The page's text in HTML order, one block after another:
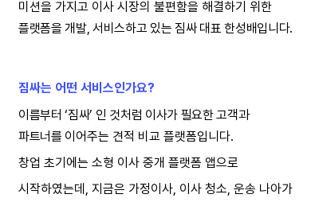
미션을 가지고 이사 시장의 불편함을 해결하기 위한
플랫폼을 개발, 서비스하고 있는 짐싸 대표 한성배입니다.
짐싸는 어떤 서비스인가요?
이름부터 ‘짐싸’ 인 것처럼 이사가 필요한 고객과
파트너를 이어주는 견적 비교 플랫폼입니다.
창업 초기에는 소형 이사 중개 플랫폼 앱으로
시작하였는데, 지금은 가정이사, 이사 청소, 운송 나아가